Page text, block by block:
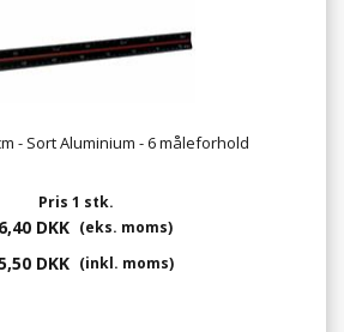
- Sort Aluminium - 6 måleforhold
Pris 1 stk.
DKK (eks. moms)
DKK (inkl. moms)